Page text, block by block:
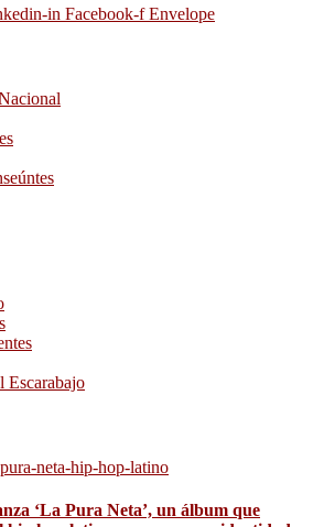
in Facebook-f Envelope
Escarabajo
‘La Pura Neta’, un álbum que